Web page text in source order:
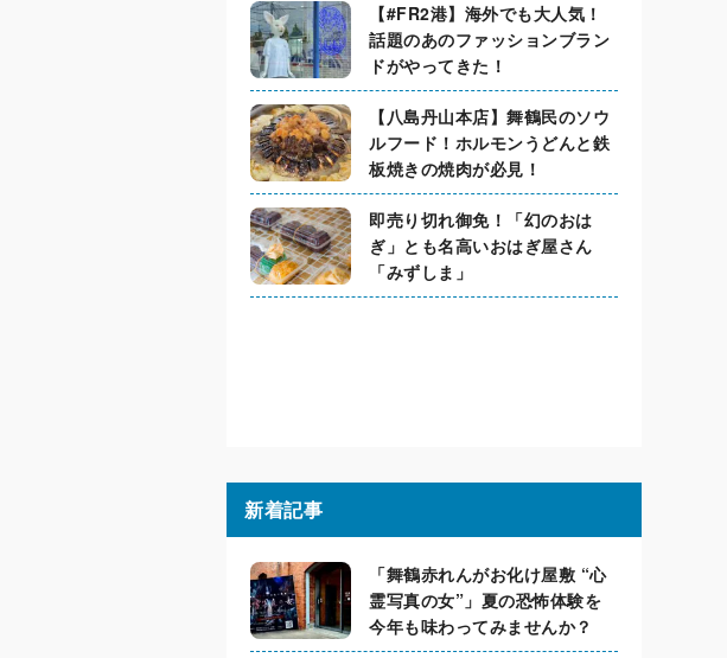
【#FR2港】海外でも大人気！
話題のあのファッションブラン
ドがやってきた！
【八島丹山本店】舞鶴民のソウ
ルフード！ホルモンうどんと鉄
板焼きの焼肉が必見！
即売り切れ御免！「幻のおは
ぎ」とも名高いおはぎ屋さん
「みずしま」
新着記事
「舞鶴赤れんがお化け屋敷 “心
霊写真の女”」夏の恐怖体験を
今年も味わってみませんか？